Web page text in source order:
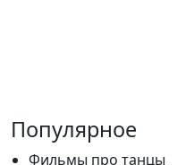
Популярное
Фильмы про танцы